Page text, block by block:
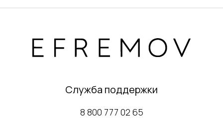
Служба поддержки
8 800 777 02 65